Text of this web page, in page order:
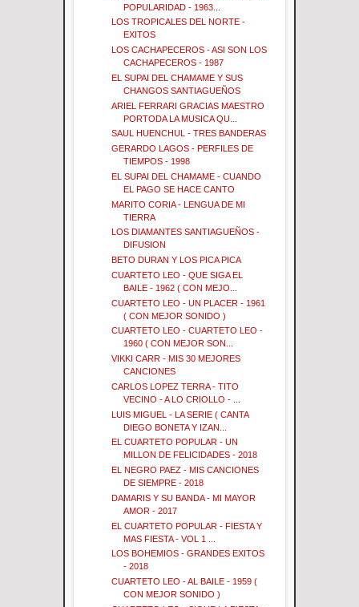
POPULARIDAD - 1963...
LOS TROPICALES DEL NORTE -
EXITOS
LOS CACHAPECEROS - ASI SON LOS
CACHAPECEROS - 1987
EL SUPAI DEL CHAMAME Y SUS
CHANGOS SANTIAGUEÑOS
ARIEL FERRARI GRACIAS MAESTRO
PORTODA LA MUSICA QU...
SAUL HUENCHUL - TRES BANDERAS
GERARDO LAGOS - PERFILES DE
TIEMPOS - 1998
EL SUPAI DEL CHAMAME - CUANDO
EL PAGO SE HACE CANTO
MARITO CORIA - LENGUA DE MI
TIERRA
LOS DIAMANTES SANTIAGUEÑOS -
DIFUSION
BETO DURAN Y LOS PICA PICA
CUARTETO LEO - QUE SIGA EL
BAILE - 1962 ( CON MEJO...
CUARTETO LEO - UN PLACER - 1961
( CON MEJOR SONIDO )
CUARTETO LEO - CUARTETO LEO -
1960 ( CON MEJOR SON...
VIKKI CARR - MIS 30 MEJORES
CANCIONES
CARLOS LOPEZ TERRA - TITO
VECINO - A LO CRIOLLO - ...
LUIS MIGUEL - LA SERIE ( CANTA
DIEGO BONETA Y IZAN...
EL CUARTETO POPULAR - UN
MILLON DE FELICIDADES - 2018
EL NEGRO PAEZ - MIS CANCIONES
DE SIEMPRE - 2018
DAMARIS Y SU BANDA - MI MAYOR
AMOR - 2017
EL CUARTETO POPULAR - FIESTA Y
MAS FIESTA - VOL 1 ...
LOS BOHEMIOS - GRANDES EXITOS
- 2018
CUARTETO LEO - AL BAILE - 1959 (
CON MEJOR SONIDO )